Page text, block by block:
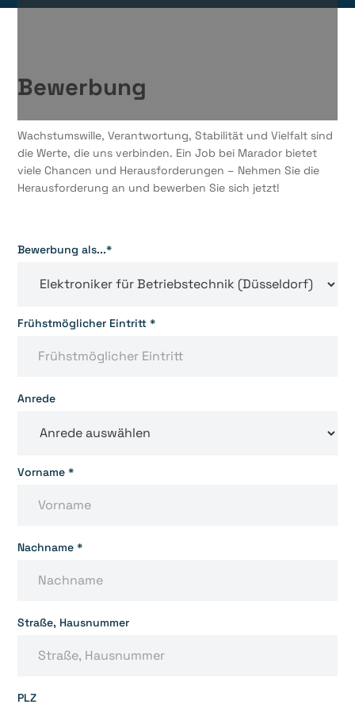
Bewerbung
Wachstumswille, Verantwortung, Stabilität und Vielfalt sind
die Werte, die uns verbinden. Ein Job bei Marador bietet
viele Chancen und Herausforderungen – Nehmen Sie die
Herausforderung an und bewerben Sie sich jetzt!
Bewerbung als...*
Frühstmöglicher Eintritt *
Anrede
Vorname *
Nachname *
Straße, Hausnummer
PLZ